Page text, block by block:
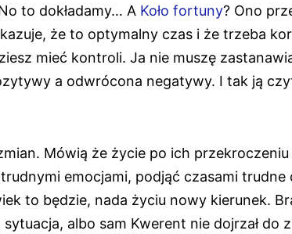
to dokładamy… A Koło fortuny? Ono
że to optymalny czas i że trzeba
mieć kontroli. Ja nie muszę
a odwrócona negatywy. I tak ją
Mówią że życie po ich
emocjami, podjąć czasami trudne
to będzie, nada życiu nowy kierunek.
albo sam Kwerent nie dojrzał do